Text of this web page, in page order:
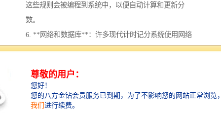
这些规则会被编程到系统中，以便自动计算和更新分
数。
6. **网络和数据库**：许多现代计时记分系统使用网络
技术，将数据存储在数据库中，以便于后续的数据分析
通过上述模块的协作，赛事计时记分系统能够实现对比
赛的、准确管理，从而确保比赛、透明，并为观众提供
良好的观看体验。